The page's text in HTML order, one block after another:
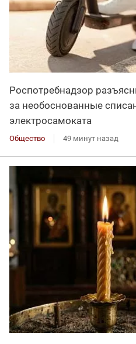
Роспотребнадзор
за необоснованные
электросамоката
Общество 49 минут назад